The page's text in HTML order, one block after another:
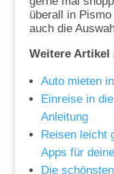
überall in
auch die
Weitere Artikel
Auto mieten
Einreise in
Anleitung
Reisen leicht
Apps für
Die